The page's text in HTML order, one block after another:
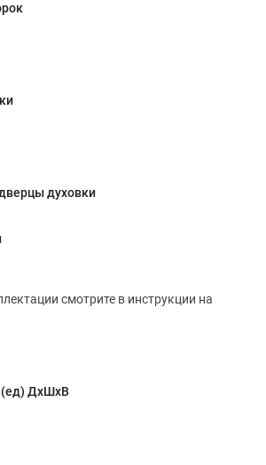
духовки
смотрите в инструкции на
(ед) ДхШхВ